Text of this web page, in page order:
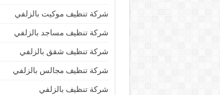
شركة تنظيف موكيت بالزلفي
شركة تنظيف مساجد بالزلفي
شركة تنظيف شقق بالزلفي
شركة تنظيف مجالس بالزلفي
شركة تنظيف بالزلفي